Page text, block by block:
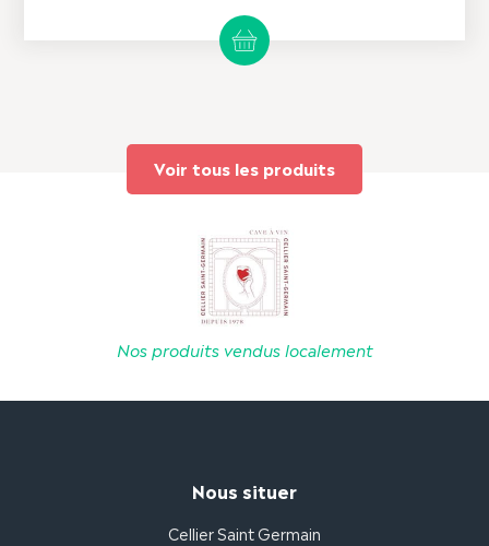
Voir tous les produits
Nos produits vendus localement
Nous situer
Cellier Saint Germain